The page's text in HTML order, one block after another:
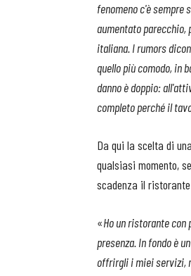
fenomeno c'è sempre
aumentato
italiana. I rumors
quello più comodo, in
danno è doppio:
completo perché il
Da qui la scelta di una
qualsiasi momento,
scadenza il
«Ho un ristorante con
presenza. In fondo è
offrirgli i miei servizi,